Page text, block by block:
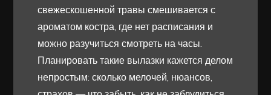
свежескошенной травы смешивается с
ароматом костра, где нет расписания и
можно разучиться смотреть на часы.
Планировать такие вылазки кажется делом
непростым: сколько мелочей, нюансов,